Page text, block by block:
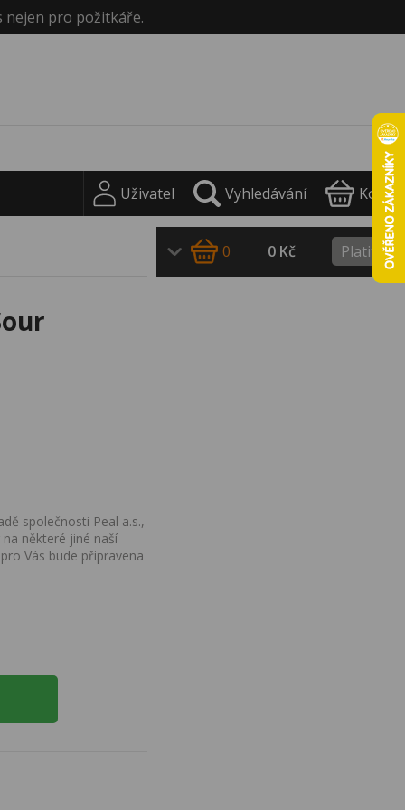
nejen pro požitkáře.
Uživatel Vyhledávání Košík
společnosti Peal a.s.,
některé jiné naší
Vás bude připravena
0 0 Kč Platit